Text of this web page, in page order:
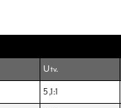
Utv.
5,1:1